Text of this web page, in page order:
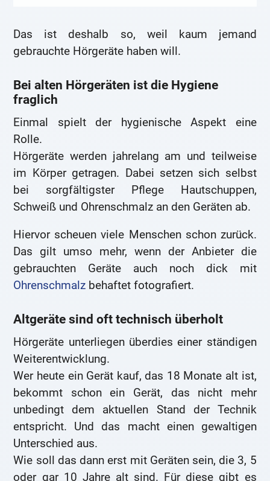
Das ist deshalb so, weil kaum jemand
gebrauchte Hörgeräte haben will.
Bei alten Hörgeräten ist die Hygiene
fraglich
Einmal spielt der hygienische Aspekt eine
Rolle.
Hörgeräte werden jahrelang am und teilweise
im Körper getragen. Dabei setzen sich selbst
bei sorgfältigster Pflege Hautschuppen,
Schweiß und Ohrenschmalz an den Geräten ab.
Hiervor scheuen viele Menschen schon zurück.
Das gilt umso mehr, wenn der Anbieter die
gebrauchten Geräte auch noch dick mit
Ohrenschmalz behaftet fotografiert.
Altgeräte sind oft technisch überholt
Hörgeräte unterliegen überdies einer ständigen
Weiterentwicklung.
Wer heute ein Gerät kauf, das 18 Monate alt ist,
bekommt schon ein Gerät, das nicht mehr
unbedingt dem aktuellen Stand der Technik
entspricht. Und das macht einen gewaltigen
Unterschied aus.
Wie soll das dann erst mit Geräten sein, die 3, 5
oder gar 10 Jahre alt sind. Für diese gibt es